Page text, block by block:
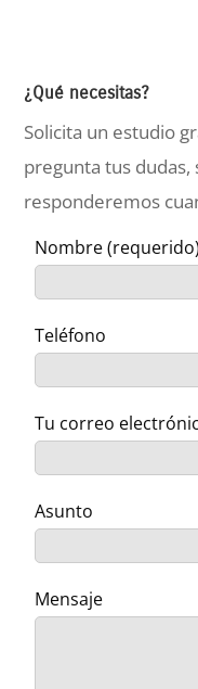
¿Qué necesitas?
Solicita un estudio
pregunta tus dudas,
responderemos
Nombre (requerido)
Teléfono
Tu correo
Asunto
Mensaje